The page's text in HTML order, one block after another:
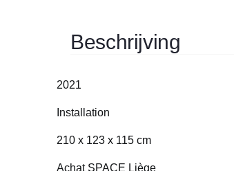
Beschrijving
2021
Installation
210 x 123 x 115 cm
Achat SPACE Liège